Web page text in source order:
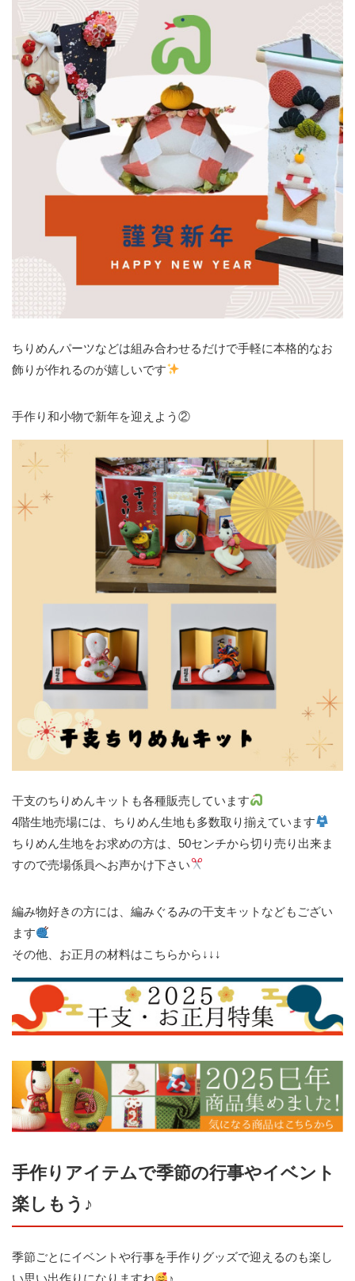
ちりめんパーツなどは組み合わせるだけで手軽に本格的なお
飾りが作れるのが嬉しいです
手作り和小物で新年を迎えよう②
干支のちりめんキットも各種販売しています
4階生地売場には、ちりめん生地も多数取り揃えています
ちりめん生地をお求めの方は、50センチから切り売り出来ま
すので売場係員へお声かけ下さい
編み物好きの方には、編みぐるみの干支キットなどもござい
ます
その他、お正月の材料はこちらから↓↓↓
手作りアイテムで季節の行事やイベント
楽しもう♪
季節ごとにイベントや行事を手作りグッズで迎えるのも楽し